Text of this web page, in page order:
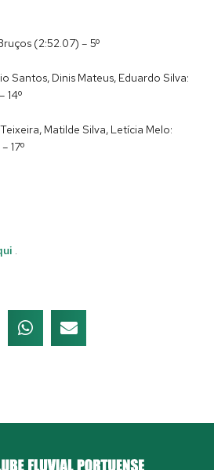
(2:52.07) – 5º
Santos, Dinis Mateus, Eduardo Silva:
14º
Matilde Silva, Letícia Melo:
17º